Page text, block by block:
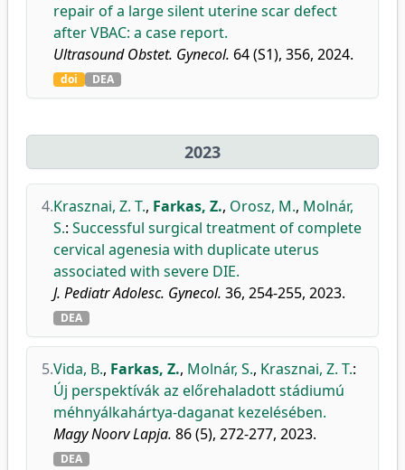
repair of a large silent uterine scar defect
after VBAC: a case report.
Ultrasound Obstet. Gynecol. 64 (S1), 356, 2024.
doi DEA
2023
4.Krasznai, Z. T., Farkas, Z., Orosz, M., Molnár,
S.: Successful surgical treatment of complete
cervical agenesia with duplicate uterus
associated with severe DIE.
J. Pediatr Adolesc. Gynecol. 36, 254-255, 2023.
DEA
5.Vida, B., Farkas, Z., Molnár, S., Krasznai, Z. T.:
Új perspektívák az előrehaladott stádiumú
méhnyálkahártya-daganat kezelésében.
Magy Noorv Lapja. 86 (5), 272-277, 2023.
DEA